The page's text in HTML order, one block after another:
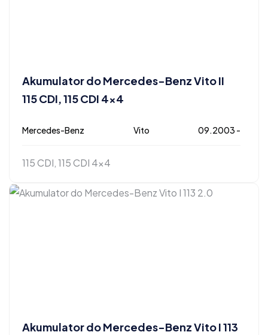
Akumulator do Mercedes-Benz Vito II
115 CDI, 115 CDI 4×4
Mercedes-Benz Vito 09.2003 -
115 CDI, 115 CDI 4x4
Akumulator do Mercedes-Benz Vito I 113